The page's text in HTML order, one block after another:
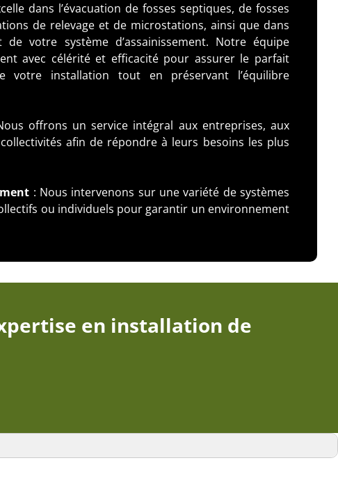
dans l’évacuation de fosses septiques, de fosses
de relevage et de microstations, ainsi que dans
de votre système d’assainissement. Notre équipe
avec célérité et efficacité pour assurer le parfait
votre installation tout en préservant l’équilibre
offrons un service intégral aux entreprises, aux
afin de répondre à leurs besoins les plus
: Nous intervenons sur une variété de systèmes
ou individuels pour garantir un environnement
en installation de